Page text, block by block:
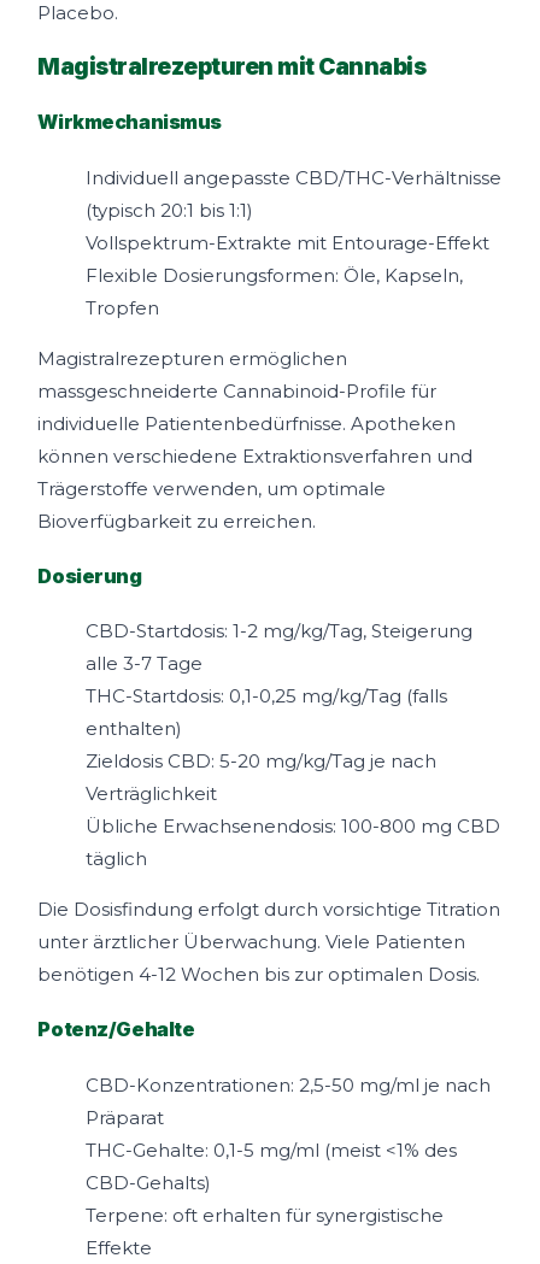
Placebo.
Magistralrezepturen mit Cannabis
Wirkmechanismus
Individuell angepasste CBD/THC-Verhältnisse
(typisch 20:1 bis 1:1)
Vollspektrum-Extrakte mit Entourage-Effekt
Flexible Dosierungsformen: Öle, Kapseln,
Tropfen
Magistralrezepturen ermöglichen
massgeschneiderte Cannabinoid-Profile für
individuelle Patientenbedürfnisse. Apotheken
können verschiedene Extraktionsverfahren und
Trägerstoffe verwenden, um optimale
Bioverfügbarkeit zu erreichen.
Dosierung
CBD-Startdosis: 1-2 mg/kg/Tag, Steigerung
alle 3-7 Tage
THC-Startdosis: 0,1-0,25 mg/kg/Tag (falls
enthalten)
Zieldosis CBD: 5-20 mg/kg/Tag je nach
Verträglichkeit
Übliche Erwachsenendosis: 100-800 mg CBD
täglich
Die Dosisfindung erfolgt durch vorsichtige Titration
unter ärztlicher Überwachung. Viele Patienten
benötigen 4-12 Wochen bis zur optimalen Dosis.
Potenz/Gehalte
CBD-Konzentrationen: 2,5-50 mg/ml je nach
Präparat
THC-Gehalte: 0,1-5 mg/ml (meist <1% des
CBD-Gehalts)
Terpene: oft erhalten für synergistische
Effekte